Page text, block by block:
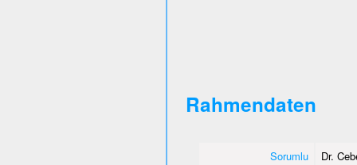
Rahmendaten
Sorumlu
Dr.